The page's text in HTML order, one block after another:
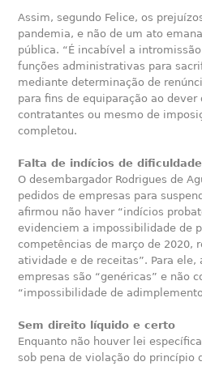
Assim, segundo Felice, os
pandemia, e não de um ato
pública. “É incabível a
funções administrativas para
mediante determinação de
para fins de equiparação ao dever
contratantes ou mesmo de
completou.
Falta de indícios de
O desembargador Rodrigues de
pedidos de empresas para
afirmou não haver “indícios
evidenciem a impossibilidade de
competências de março de 2020,
atividade e de receitas”. Para ele,
empresas são “genéricas” e não
“impossibilidade de
Sem direito líquido e certo
Enquanto não houver lei
sob pena de violação do princípio